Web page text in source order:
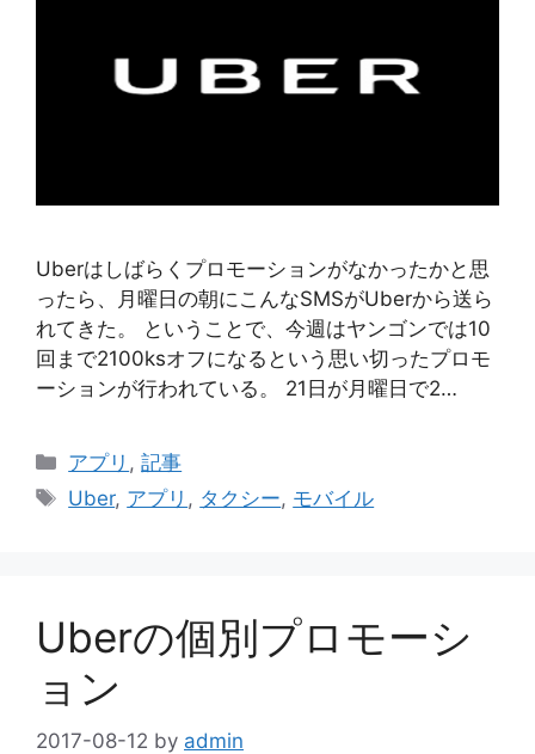
Uberはしばらくプロモーションがなかったかと思
ったら、月曜日の朝にこんなSMSがUberから送ら
れてきた。 ということで、今週はヤンゴンでは10
回まで2100ksオフになるという思い切ったプロモ
ーションが行われている。 21日が月曜日で2…
Categories
アプリ ,記事
Tags
Uber, アプリ , タクシー, モバイル
Uberの個別プロモーシ
ョン
2017-08-12 by admin